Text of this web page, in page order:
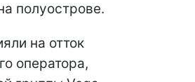
полуострове.
на отток
оператора,